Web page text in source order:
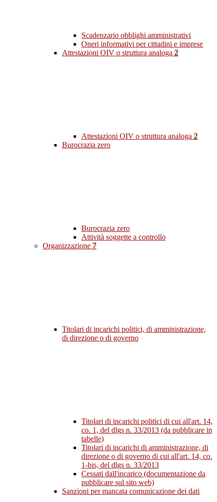
Scadenzario obblighi amministrativi
Oneri informativi per cittadini e imprese
Attestazioni OIV o struttura analoga 2
Attestazioni OIV o struttura analoga 2
Burocrazia zero
Burocrazia zero
Attività soggette a controllo
Organizzazione 7
Titolari di incarichi politici, di amministrazione,
di direzione o di governo
Titolari di incarichi politici di cui all'art. 14,
co. 1, del dlgs n. 33/2013 (da pubblicare in
tabelle)
Titolari di incarichi di amministrazione, di
direzione o di governo di cui all'art. 14, co.
1-bis, del dlgs n. 33/2013
Cessati dall'incarico (documentazione da
pubblicare sul sito web)
Sanzioni per mancata comunicazione dei dati